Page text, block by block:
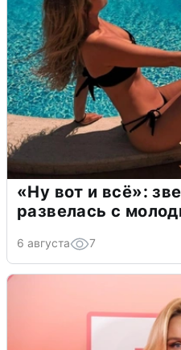
«Ну вот и всё»:
развелась с
6 августа 7